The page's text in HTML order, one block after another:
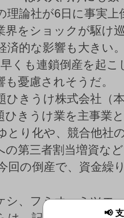
📢
理論社が6日に事実
をショックが駆け
済的な影響も大きい
くも連鎖倒産を起こ
憂慮されそうだ。
ひきうけ株式会社（
ひきうけ業を主事業
とり化や、競合他社
の第三者割当増資な
回の倒産で、資金繰
シ、フミオ、ミツエ